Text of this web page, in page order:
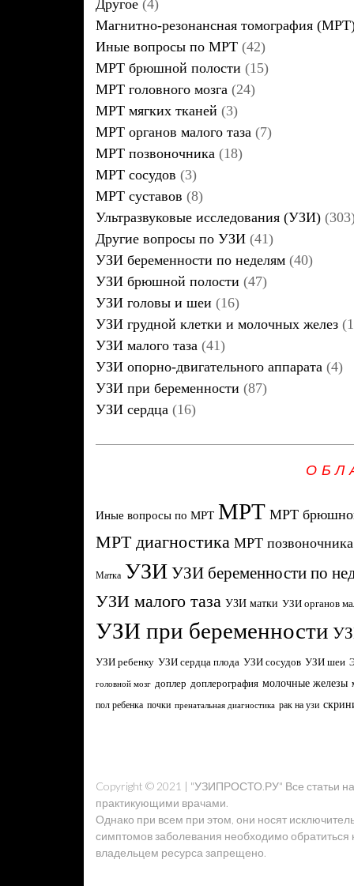
Другое (4)
Магнитно-резонансная томография
Иные вопросы по МРТ (42)
МРТ брюшной полости (15)
МРТ головного мозга (24)
МРТ мягких тканей (3)
МРТ органов малого таза (7)
МРТ позвоночника (18)
МРТ сосудов (3)
МРТ суставов (8)
Ультразвуковые исследования (УЗИ)
Другие вопросы по УЗИ (41)
УЗИ беременности по неделям (40)
УЗИ брюшной полости (47)
УЗИ головы и шеи (16)
УЗИ грудной клетки и молочных желез
УЗИ малого таза (41)
УЗИ опорно-двигательного аппарата (4)
УЗИ при беременности (87)
УЗИ сердца (16)
Иные вопросы по МРТ МРТ МРТ
МРТ диагностика МРТ позвоночника
Матка УЗИ УЗИ беременности по
УЗИ малого таза УЗИ матки УЗИ органов
УЗИ при беременности
УЗИ ребенку УЗИ сердца плода УЗИ сосудов УЗИ шеи
головной мозг доплер доплерография молочные железы
пол ребенка почки пренатальная диагностика рак на узи
Copyright © 2021 | "УЗИПРОСТО.РУ" Все статьи
практикующими врачами.
Однако при всем при этом, они носят
симптомов заболевания необходимо обратиться
владельцем ресурса запрещено.